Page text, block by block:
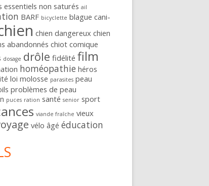
essentiels non saturés ail
BARF bicyclette blague cani-
chien dangereux chien
abandonnés chiot comique
dosage drôle fidélité film
homéopathie héros
loi molosse parasites peau
problèmes de peau
puces ration santé senior sport
viande fraîche vieux
vélo âgé éducation